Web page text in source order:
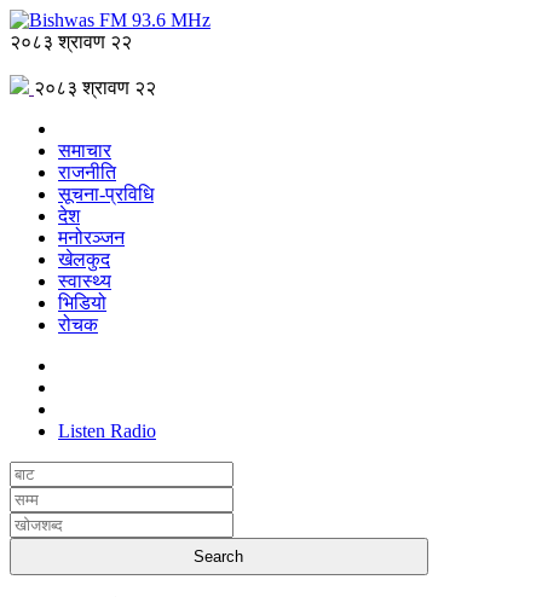
२०८३ श्रावण २२
२०८३ श्रावण २२
समाचार
राजनीति
सूचना-प्रविधि
देश
मनोरञ्जन
खेलकुद
स्वास्थ्य
भिडियो
रोचक
Listen Radio